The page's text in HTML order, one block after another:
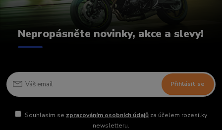
Nepropásněte novinky, akce a slevy!
Přihlásit se
Souhlasím se zpracováním osobních údajůza účelem rozesílky
newsletteru.